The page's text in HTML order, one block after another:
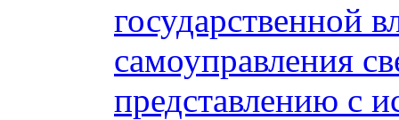
государственной
самоуправления
представлению с